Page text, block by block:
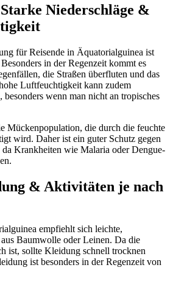
Niederschläge &
für Reisende in Äquatorialguinea ist
in der Regenzeit kommt es
die Straßen überfluten und das
Luftfeuchtigkeit kann zudem
besonders wenn man nicht an tropisches
Mückenpopulation, die durch die feuchte
wird. Daher ist ein guter Schutz gegen
da Krankheiten wie Malaria oder Dengue-
& Aktivitäten je nach
empfiehlt sich leichte,
Baumwolle oder Leinen. Da die
ist, sollte Kleidung schnell trocknen
ist besonders in der Regenzeit von